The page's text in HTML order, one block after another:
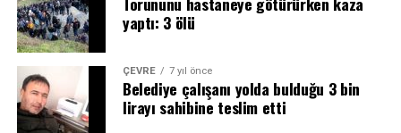
yaptı: 3 ölü
ÇEVRE 7 yıl önce
Belediye çalışanı yolda bulduğu 3 bin
lirayı sahibine teslim etti